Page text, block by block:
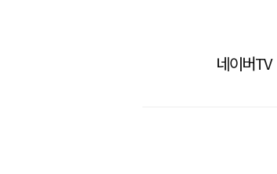
네이버TV